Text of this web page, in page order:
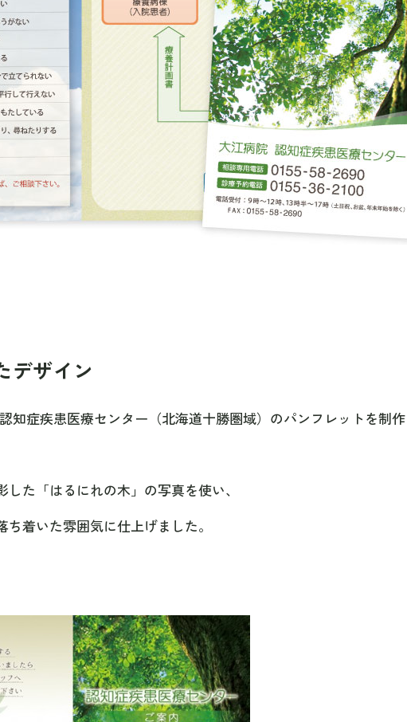
デザイン
症疾患医療センター（北海道十勝圏域）のパンフレットを制作
た「はるにれの木」の写真を使い、
着いた雰囲気に仕上げました。